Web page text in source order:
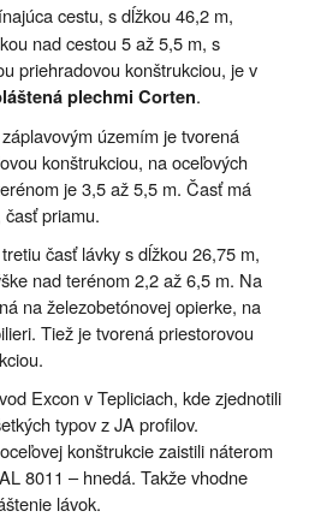
cestu, s dĺžkou 46,2 m,
nad cestou 5 až 5,5 m, s
priehradovou konštrukciou, je v
plechmi Corten.
územím je tvorená
konštrukciou, na oceľových
je 3,5 až 5,5 m. Časť má
priamu.
časť lávky s dĺžkou 26,75 m,
nad terénom 2,2 až 6,5 m. Na
na železobetónovej opierke, na
Tiež je tvorená priestorovou
Excon v Tepliciach, kde zjednotili
typov z JA profilov.
konštrukcie zaistili náterom
8011 – hnedá. Takže vhodne
lávok.